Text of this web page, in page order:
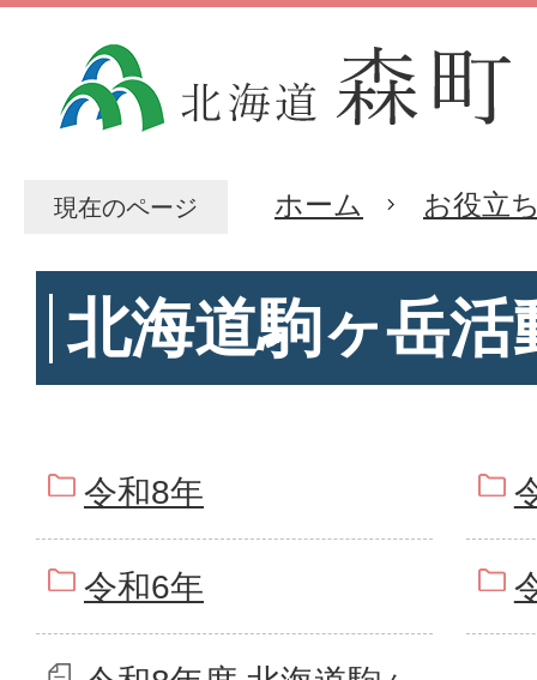
現在のページ ホーム お役立
北海道駒ヶ岳活
令和8年
令和6年